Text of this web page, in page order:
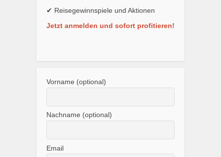
✔ Reisegewinnspiele und Aktionen
Jetzt anmelden und sofort profitieren!
Vorname (optional)
Nachname (optional)
Email